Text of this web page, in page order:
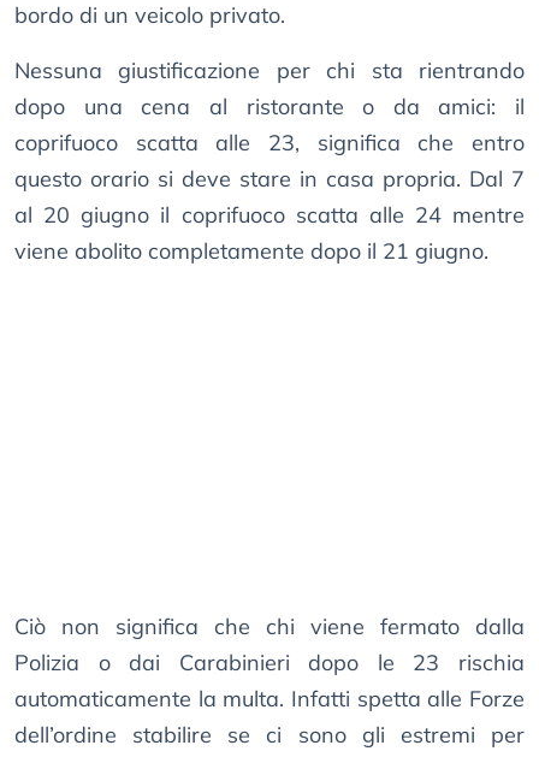
bordo di un veicolo privato.
Nessuna giustificazione per chi sta rientrando
dopo una cena al ristorante o da amici: il
coprifuoco scatta alle 23, significa che entro
questo orario si deve stare in casa propria. Dal 7
al 20 giugno il coprifuoco scatta alle 24 mentre
viene abolito completamente dopo il 21 giugno.
Ciò non significa che chi viene fermato dalla
Polizia o dai Carabinieri dopo le 23 rischia
automaticamente la multa. Infatti spetta alle Forze
dell’ordine stabilire se ci sono gli estremi per